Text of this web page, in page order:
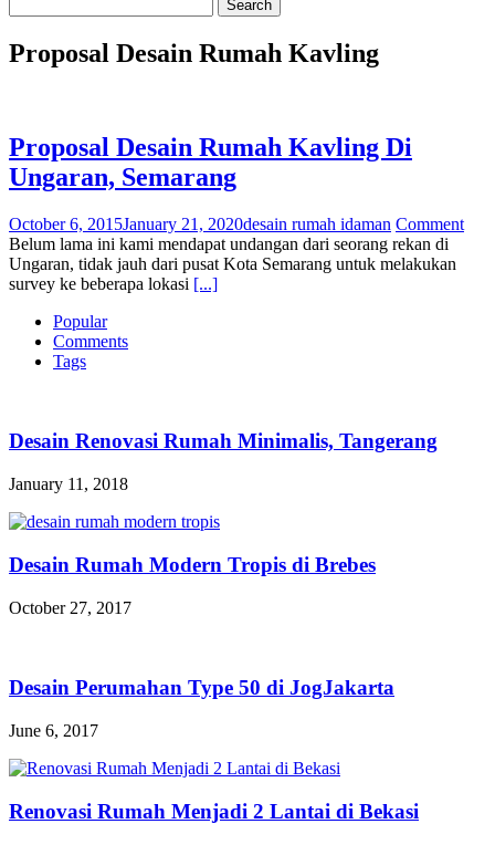
Proposal Desain Rumah Kavling
Proposal Desain Rumah Kavling Di
Ungaran, Semarang
October 6, 2015January 21, 2020desain rumah idaman Comment
Belum lama ini kami mendapat undangan dari seorang rekan di
Ungaran, tidak jauh dari pusat Kota Semarang untuk melakukan
survey ke beberapa lokasi [...]
Popular
Comments
Tags
Desain Renovasi Rumah Minimalis, Tangerang
January 11, 2018
Desain Rumah Modern Tropis di Brebes
October 27, 2017
Desain Perumahan Type 50 di JogJakarta
June 6, 2017
Renovasi Rumah Menjadi 2 Lantai di Bekasi